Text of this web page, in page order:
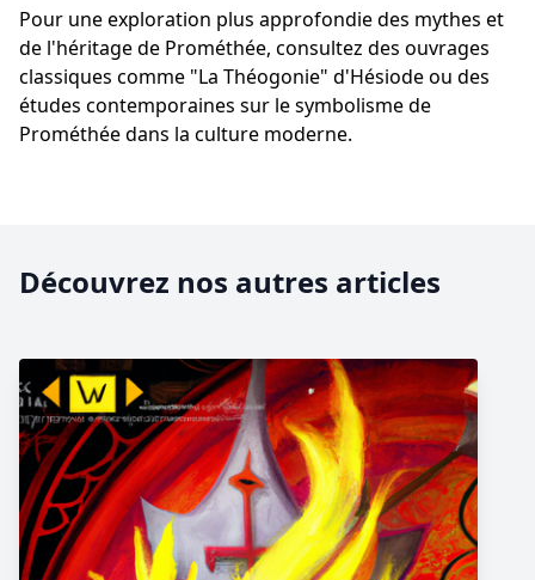
Pour une exploration plus approfondie des mythes et
de l'héritage de Prométhée, consultez des ouvrages
classiques comme "La Théogonie" d'Hésiode ou des
études contemporaines sur le symbolisme de
Prométhée dans la culture moderne.
Découvrez nos autres articles